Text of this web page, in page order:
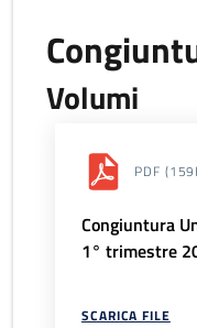
Volumi
PDF
Congiuntura
1° trimestre
SCARICA FILE